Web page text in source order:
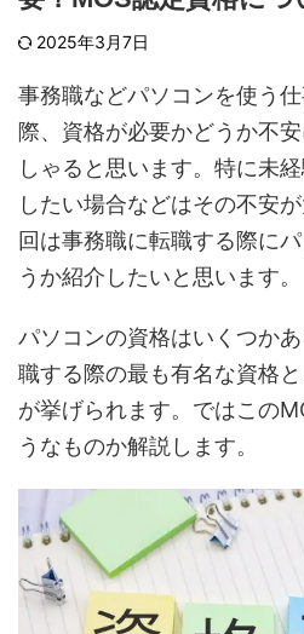
2025年3月7日
事務職などパソコンを使う
際、資格が必要かどうか不
しゃると思います。特に未
したい場合などはその不安
回は事務職に転職する際に
うか紹介したいと思います。
パソコンの資格はいくつか
職する際の最も有名な資格
が挙げられます。ではこの
うなものか解説します。